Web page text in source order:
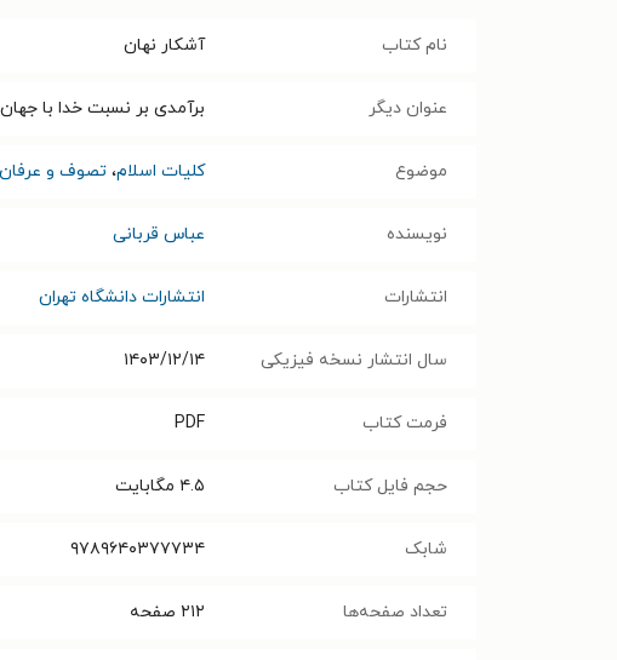
نام کتاب آشکار نهان
عنوان دیگر برآمدی بر نسبت خدا با جهان
موضوع کلیات اسلام، تصوف و عرفان
نویسنده عباس قربانی
انتشارات انتشارات دانشگاه تهران
سال انتشار نسخه فیزیکی ۱۴۰۳/۱۲/۱۴
فرمت کتاب PDF
حجم فایل کتاب ۴.۵ مگابایت
شابک ۹۷۸۹۶۴۰۳۷۷۷۳۴
تعداد صفحه‌ها ۲۱۲ صفحه